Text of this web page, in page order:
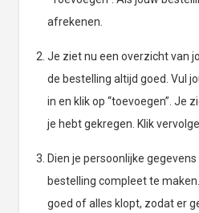
afrekenen.
Je ziet nu een overzicht van
de bestelling altijd goed. Vul
in en klik op “toevoegen”. Je
je hebt gekregen. Klik
Dien je persoonlijke
bestelling compleet te
goed of alles klopt, zodat er